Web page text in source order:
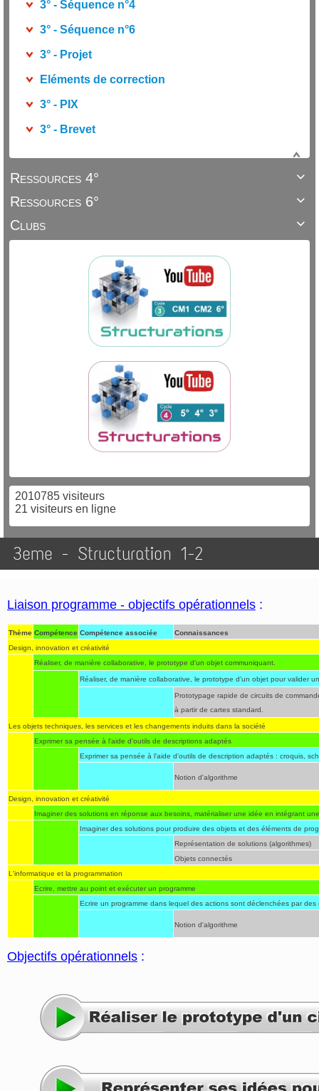
3° - Séquence n°4
3° - Séquence n°6
3° - Projet
Eléments de correction
3° - PIX
3° - Brevet

Ressources 4°

Ressources 6°

Clubs
2010785 visiteurs
21 visiteurs en ligne
3eme - Structuration 1-2
Liaison programme - objectifs opérationnels :
Thème Compétence Compétence associée
Connaissances
Design, innovation et créativité
Réaliser, de manière collaborative, le prototype d'un objet communiquant.
Réaliser, de manière collaborative, le prototype d'un objet pour valider
Prototypage rapide de circuits de
à partir de cartes standard.
Les objets techniques, les services et les changements induits dans la société
Exprimer sa pensée à l'aide d'outils de descriptions adaptés
Exprimer sa pensée à l'aide d'outils de description adaptés : croquis,
Notion d'algorithme
Design, innovation et créativité
Imaginer des solutions en réponse aux besoins, matérialiser une idée en intégrant
Imaginer des solutions pour produire des objets et des éléments de
Représentation de solutions (algorithmes)
Objets connectés
L'informatique et la programmation
Ecrire, mettre au point et exécuter un programme
Ecrire un programme dans lequel des actions sont déclenchées par des
Notion d'algorithme
Objectifs opérationnels :